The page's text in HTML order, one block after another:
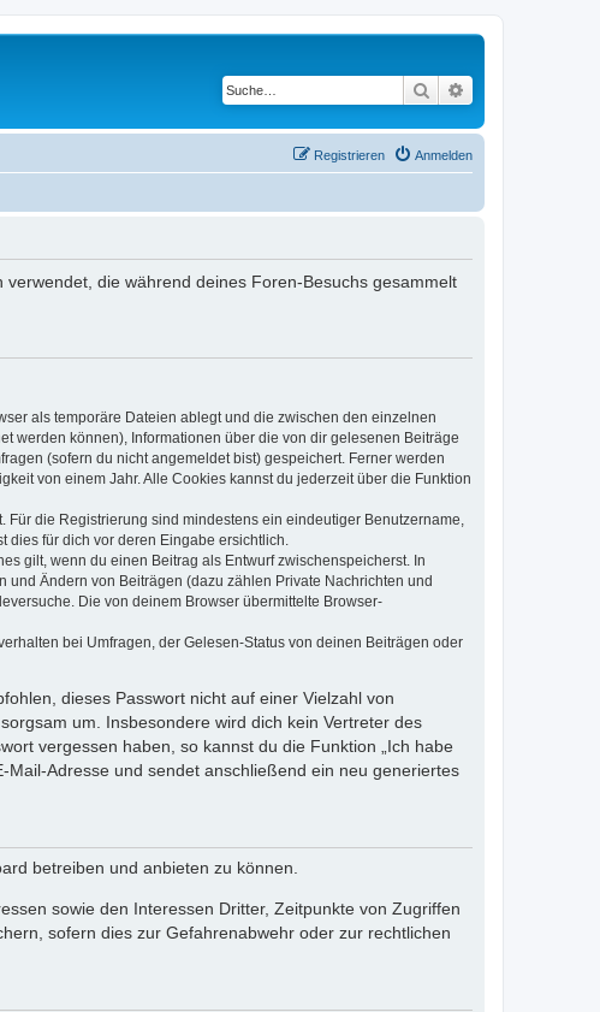
Suche
Anmelden
Registrieren
verwendet, die während deines Foren-Besuchs gesammelt
als temporäre Dateien ablegt und die zwischen den einzelnen
werden können), Informationen über die von dir gelesenen Beiträge
(sofern du nicht angemeldet bist) gespeichert. Ferner werden
von einem Jahr. Alle Cookies kannst du jederzeit über die Funktion
die Registrierung sind mindestens ein eindeutiger Benutzername,
für dich vor deren Eingabe ersichtlich.
gilt, wenn du einen Beitrag als Entwurf zwischenspeicherst. In
Ändern von Beiträgen (dazu zählen Private Nachrichten und
Die von deinem Browser übermittelte Browser-
bei Umfragen, der Gelesen-Status von deinen Beiträgen oder
dieses Passwort nicht auf einer Vielzahl von
um. Insbesondere wird dich kein Vertreter des
vergessen haben, so kannst du die Funktion „Ich habe
Adresse und sendet anschließend ein neu generiertes
betreiben und anbieten zu können.
sowie den Interessen Dritter, Zeitpunkte von Zugriffen
sofern dies zur Gefahrenabwehr oder zur rechtlichen